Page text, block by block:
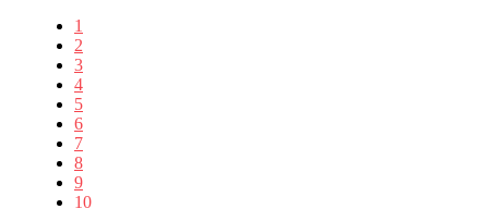
1
2
3
4
5
6
7
8
9
10